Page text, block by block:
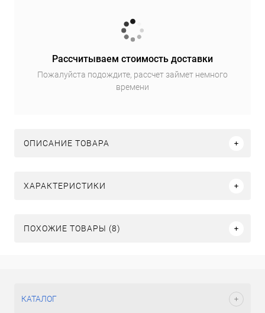
Рассчитываем стоимость доставки
Пожалуйста подождите, рассчет займет немного
времени
ОПИСАНИЕ ТОВАРА
ХАРАКТЕРИСТИКИ
ПОХОЖИЕ ТОВАРЫ (8)
КАТАЛОГ